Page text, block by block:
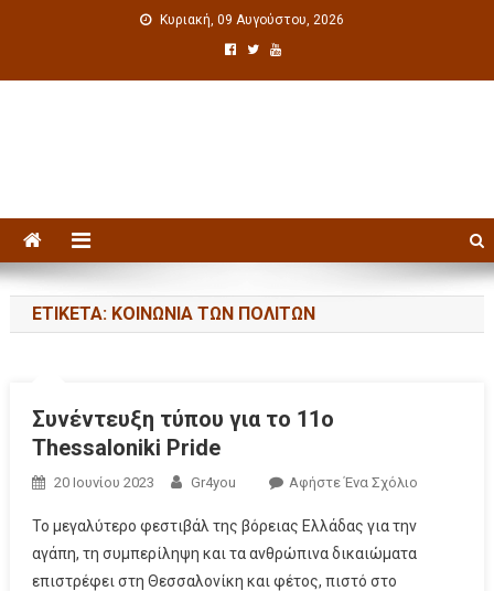
Κυριακή, 09 Αυγούστου, 2026
ΕΤΙΚΈΤΑ: ΚΟΙΝΩΝΊΑ ΤΩΝ ΠΟΛΙΤΏΝ
Συνέντευξη τύπου για το 11ο
Thessaloniki Pride
20 Ιουνίου 2023 Gr4you Αφήστε Ένα Σχόλιο
Το μεγαλύτερο φεστιβάλ της βόρειας Ελλάδας για την
αγάπη, τη συμπερίληψη και τα ανθρώπινα δικαιώματα
επιστρέφει στη Θεσσαλονίκη και φέτος, πιστό στο